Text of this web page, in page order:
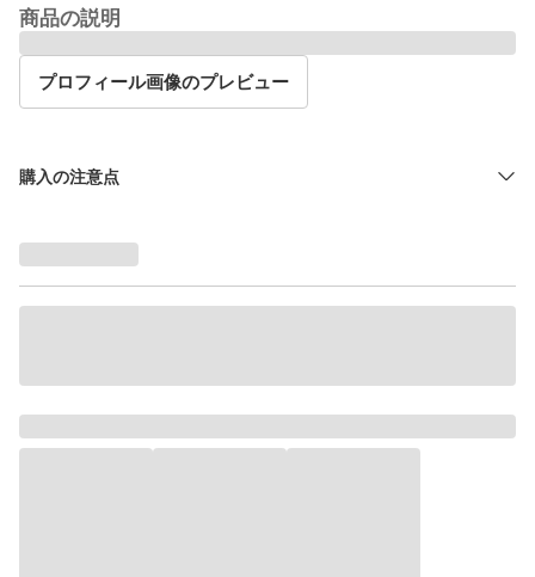
商品の説明
プロフィール画像のプレビュー
購入の注意点